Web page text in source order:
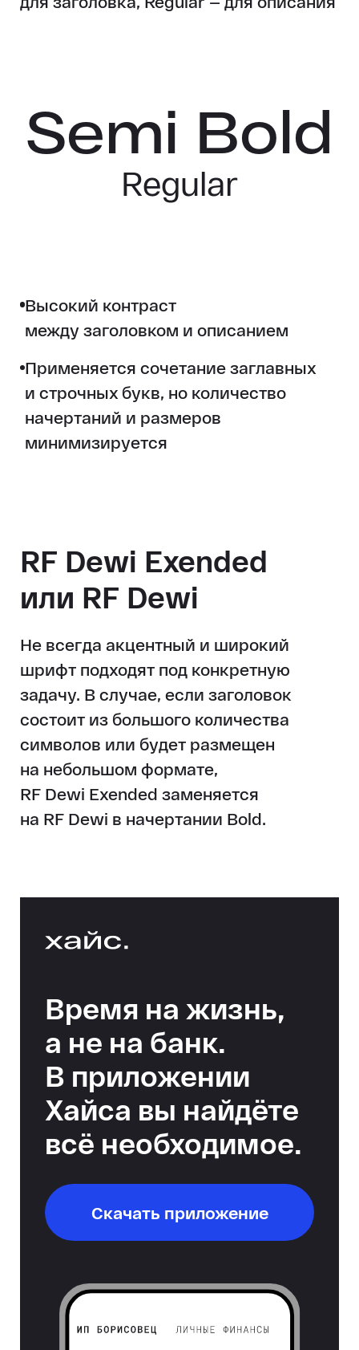
Semi Bold
Regular
Высокий контраст
между заголовком и описанием
Применяется сочетание заглавных
и строчных букв, но количество
начертаний и размеров
минимизируется
RF Dewi Exended
или RF Dewi
Не всегда акцентный и широкий
шрифт подходят под конкретную
задачу. В случае, если заголовок
состоит из большого количества
символов или будет размещен
на небольшом формате,
RF Dewi Exended заменяется
на RF Dewi в начертании Bold.
Время на жизнь,
а не на банк.
В приложении
Хайса вы найдёте
всё необходимое.
Скачать приложение